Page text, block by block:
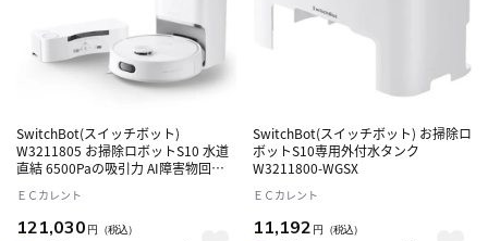
SwitchBot(スイッチボット)
W3211805 お掃除ロボットS10 水道
直結 6500Paの吸引力 AI障害物回避
ＥＣカレント
121,030 円 （税込）
SwitchBot(スイッチボット) お掃除ロ
ボットS10専用外付水タンク
W3211800-WGSX
ＥＣカレント
11,192 円 （税込）